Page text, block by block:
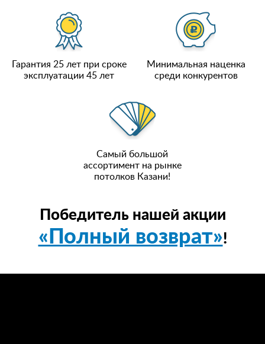
Гарантия 25 лет при сроке
эксплуатации 45 лет
Минимальная наценка
среди конкурентов
Самый большой
ассортимент на рынке
потолков Казани!
Победитель нашей акции
«Полный возврат»!